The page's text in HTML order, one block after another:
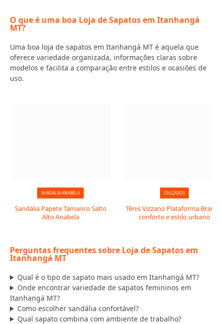
O que é uma boa Loja de Sapatos em Itanhangá
MT?
Uma boa loja de sapatos em Itanhangá MT é aquela que
oferece variedade organizada, informações claras sobre
modelos e facilita a comparação entre estilos e ocasiões de
uso.
SANDÁLIA ANABELA
Sandália Papete Tamanco Salto
Alto Anabela
CALÇADOS
Tênis Vizzano Plataforma
conforto e estilo urbano
Perguntas frequentes sobre Loja de Sapatos em
Itanhangá MT
Qual é o tipo de sapato mais usado em Itanhangá MT?
Onde encontrar variedade de sapatos femininos em
Itanhangá MT?
Como escolher sandália confortável?
Qual sapato combina com ambiente de trabalho?